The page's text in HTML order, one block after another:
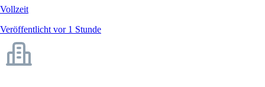
Vollzeit
Veröffentlicht vor 1 Stunde